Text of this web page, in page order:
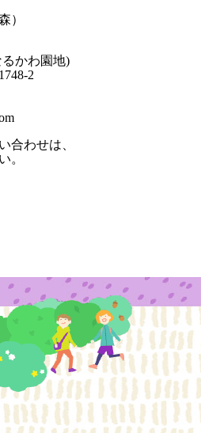
）
かわ園地)
2
合わせは、
。